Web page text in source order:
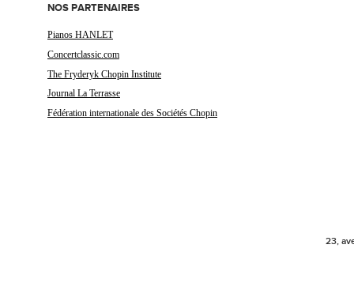
NOS PARTENAIRES
Pianos HANLET
Concertclassic.com
The Fryderyk Chopin Institute
Journal La Terrasse
Fédération internationale des Sociétés Chopin
23,